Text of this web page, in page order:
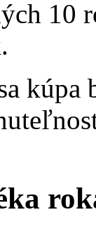
kúpa